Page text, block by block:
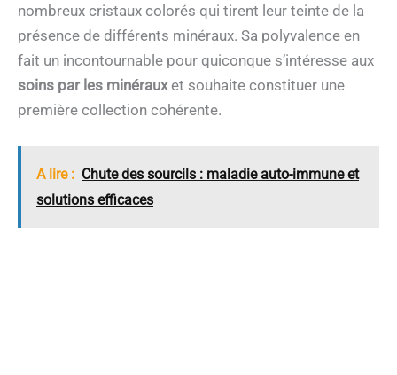
nombreux cristaux colorés qui tirent leur teinte de la
présence de différents minéraux. Sa polyvalence en
fait un incontournable pour quiconque s’intéresse aux
soins par les minérauxet souhaite constituer une
première collection cohérente.
A lire : Chute des sourcils : maladie auto-immune et
solutions efficaces